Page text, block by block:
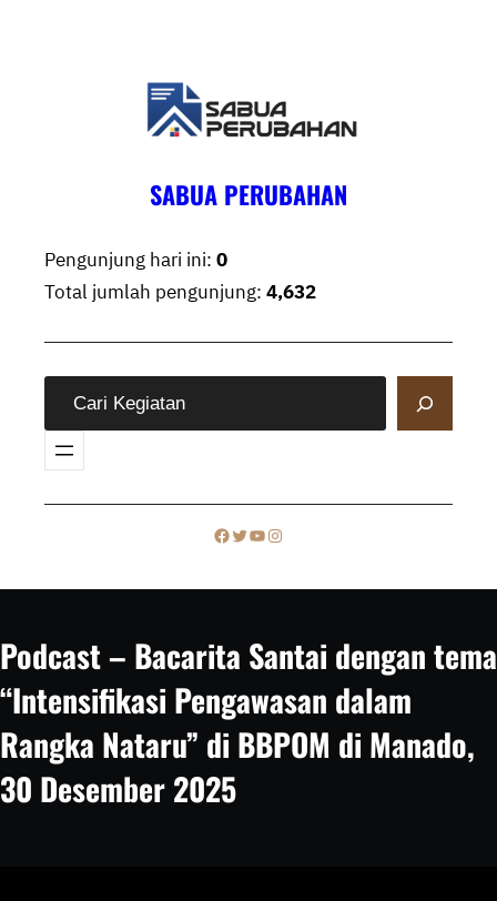
SABUA PERUBAHAN
Pengunjung hari ini: 0
Total jumlah pengunjung: 4,632
e
Facebook Twitter YouTube Instagram
Podcast – Bacarita Santai dengan tema
“Intensifikasi Pengawasan dalam
Rangka Nataru” di BBPOM di Manado,
30 Desember 2025